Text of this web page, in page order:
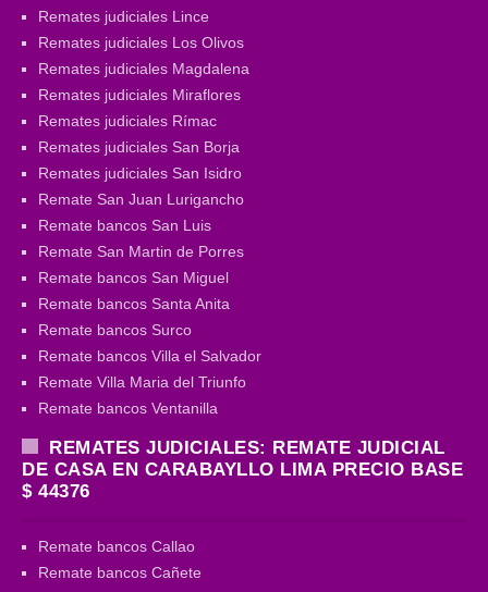
Remates judiciales Lince
Remates judiciales Los Olivos
Remates judiciales Magdalena
Remates judiciales Miraflores
Remates judiciales Rímac
Remates judiciales San Borja
Remates judiciales San Isidro
Remate San Juan Lurigancho
Remate bancos San Luis
Remate San Martin de Porres
Remate bancos San Miguel
Remate bancos Santa Anita
Remate bancos Surco
Remate bancos Villa el Salvador
Remate Villa Maria del Triunfo
Remate bancos Ventanilla
REMATES JUDICIALES: REMATE JUDICIAL
DE CASA EN CARABAYLLO LIMA PRECIO BASE
$ 44376
Remate bancos Callao
Remate bancos Cañete